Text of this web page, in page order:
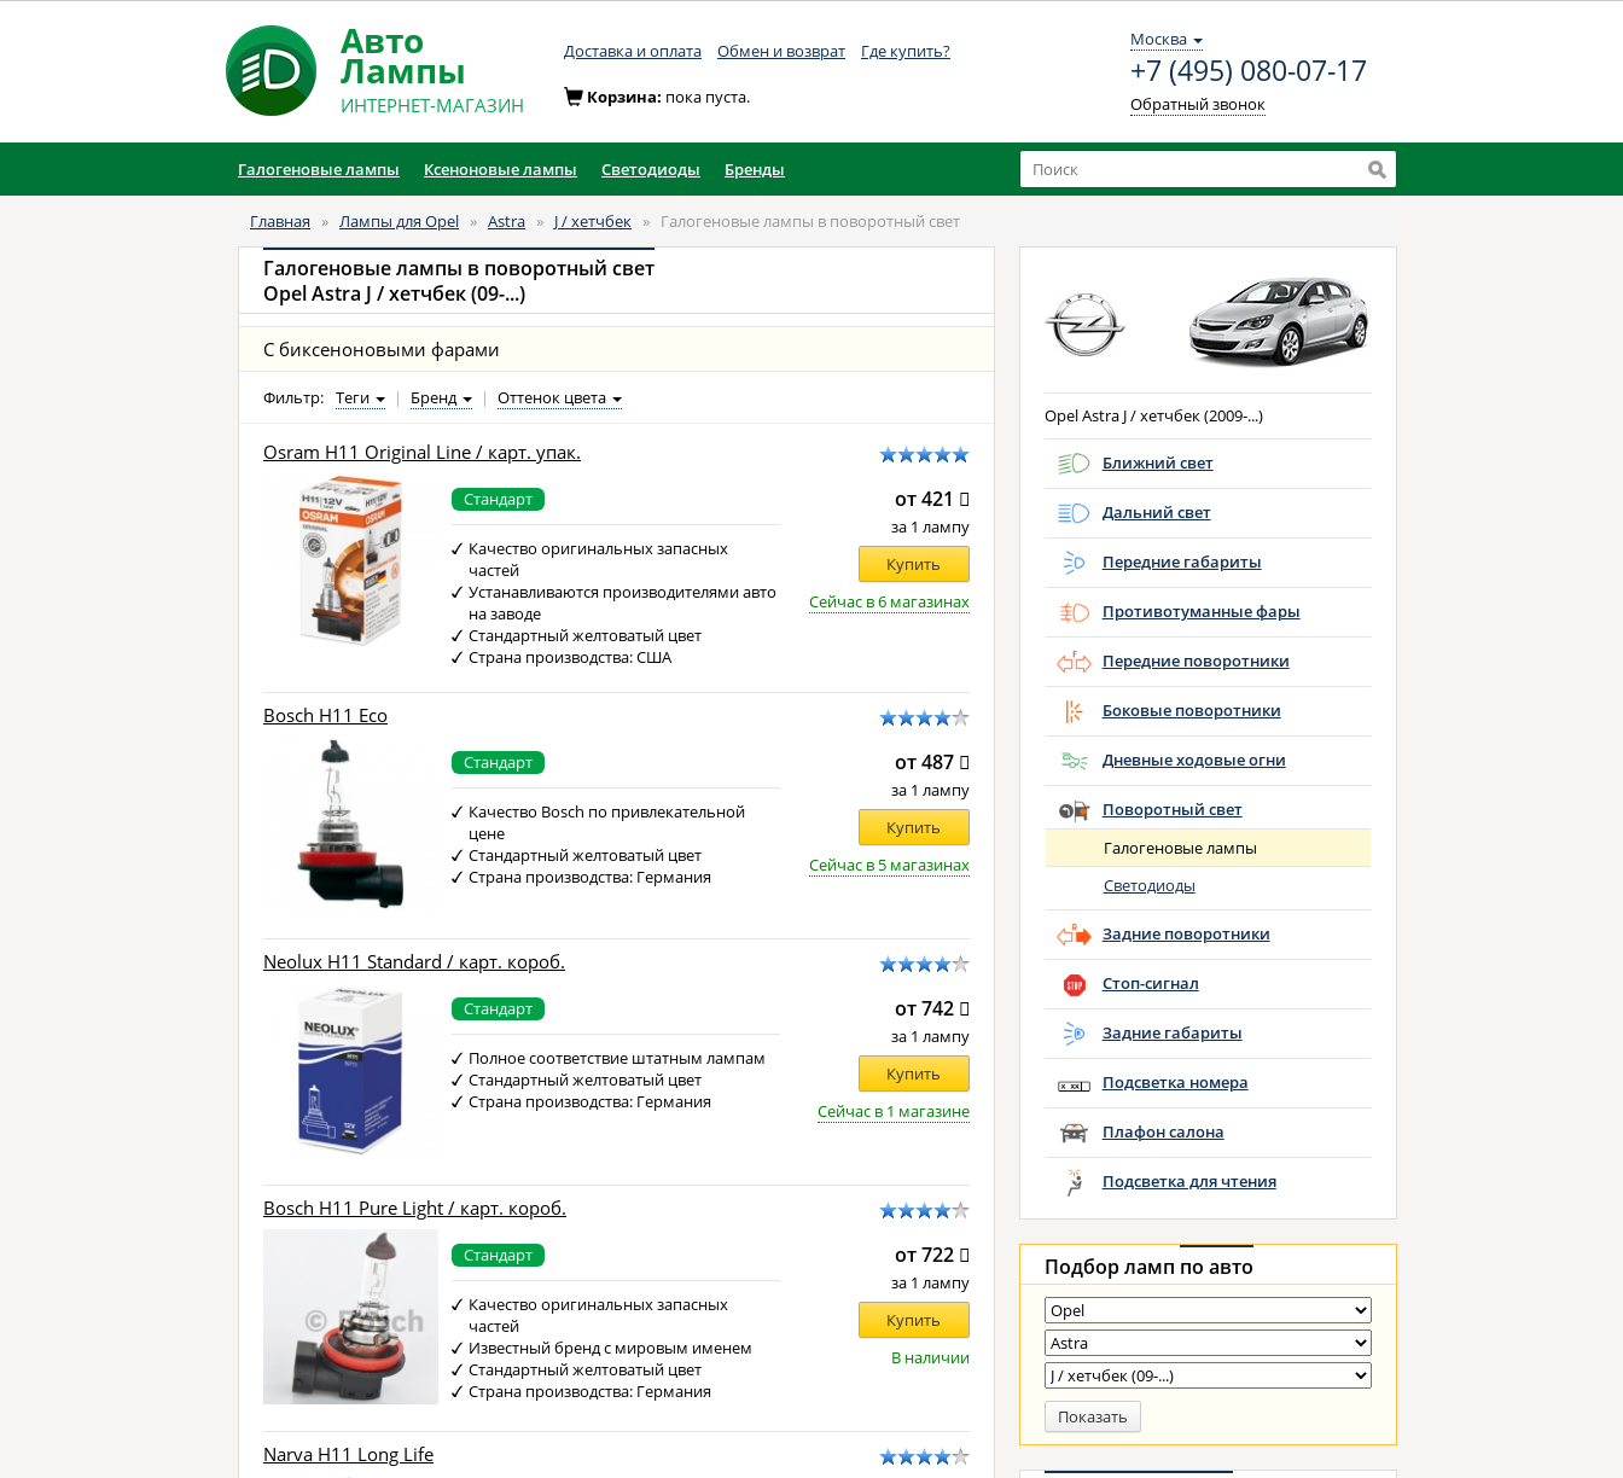
Авто
Лампы
ИНТЕРНЕТ-МАГАЗИН
Доставка и оплата Обмен и возврат Где купить?
Москва
+7 (495) 080-07-17
Обратный звонок
Корзина: пока пуста.
Галогеновые лампы Ксеноновые лампы Светодиоды Бренды
Главная » Лампы для Opel » Astra » J / хетчбек » Галогеновые лампы в поворотный свет
Галогеновые лампы в поворотный свет
Opel Astra J / хетчбек (09-...)
С биксеноновыми фарами
Фильтр: Теги | Бренд | Оттенок цвета
Osram H11 Original Line / карт. упак.
Стандарт
Качество оригинальных запасных
частей
Устанавливаются производителями авто
на заводе
Стандартный желтоватый цвет
Страна производства: США
от 421
за 1 лампу
Купить
Сейчас в 6 магазинах
Bosch H11 Eco
Стандарт
Качество Bosch по привлекательной
цене
Стандартный желтоватый цвет
Страна производства: Германия
от 487
за 1 лампу
Купить
Сейчас в 5 магазинах
Neolux H11 Standard / карт. короб.
Стандарт
Полное соответствие штатным лампам
Стандартный желтоватый цвет
Страна производства: Германия
от 742
за 1 лампу
Купить
Сейчас в 1 магазине
Bosch H11 Pure Light / карт. короб.
Стандарт
Качество оригинальных запасных
частей
Известный бренд с мировым именем
Стандартный желтоватый цвет
Страна производства: Германия
от 722
за 1 лампу
Купить
В наличии
Narva H11 Long Life
Opel Astra J / хетчбек (2009-...)
Ближний свет
Дальний свет
Передние габариты
Противотуманные фары
Передние поворотники
Боковые поворотники
Дневные ходовые огни
Поворотный свет
Галогеновые лампы
Светодиоды
Задние поворотники
Стоп-сигнал
Задние габариты
Подсветка номера
Плафон салона
Подсветка для чтения
Подбор ламп по авто
Показать